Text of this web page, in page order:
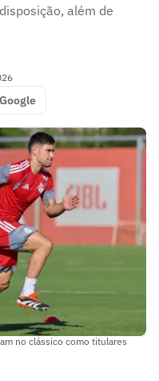
além de
no clássico como titulares